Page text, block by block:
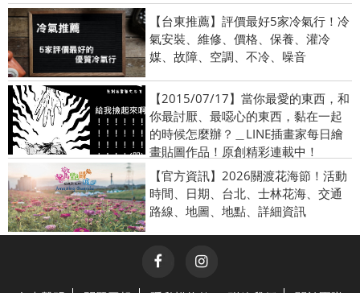
【台東推薦】評價最好5家冷氣行！冷
氣安裝、維修、價格、保養、灌冷
媒、故障、空調、不冷、噪音
【2015/07/17】當你最愛的東西，和
你最討厭、最噁心的東西，黏在一起
的時候怎麼辦？＿LINE插畫家每日繪
畫貼圖作品！原創精彩連載中！
【官方資訊】2026關渡花海節！活動
時間、日期、台北、士林花海、交通
路線、地圖、地點、詳細資訊